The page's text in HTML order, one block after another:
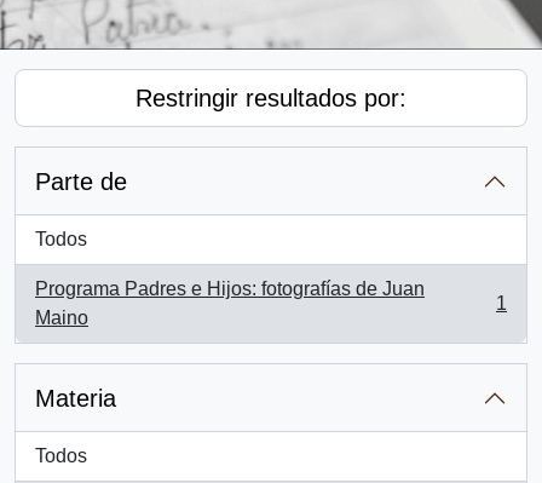
Restringir resultados por:
Parte de
Todos
Programa Padres e Hijos: fotografías de Juan
Maino
, 1 resultados
1
Materia
Todos